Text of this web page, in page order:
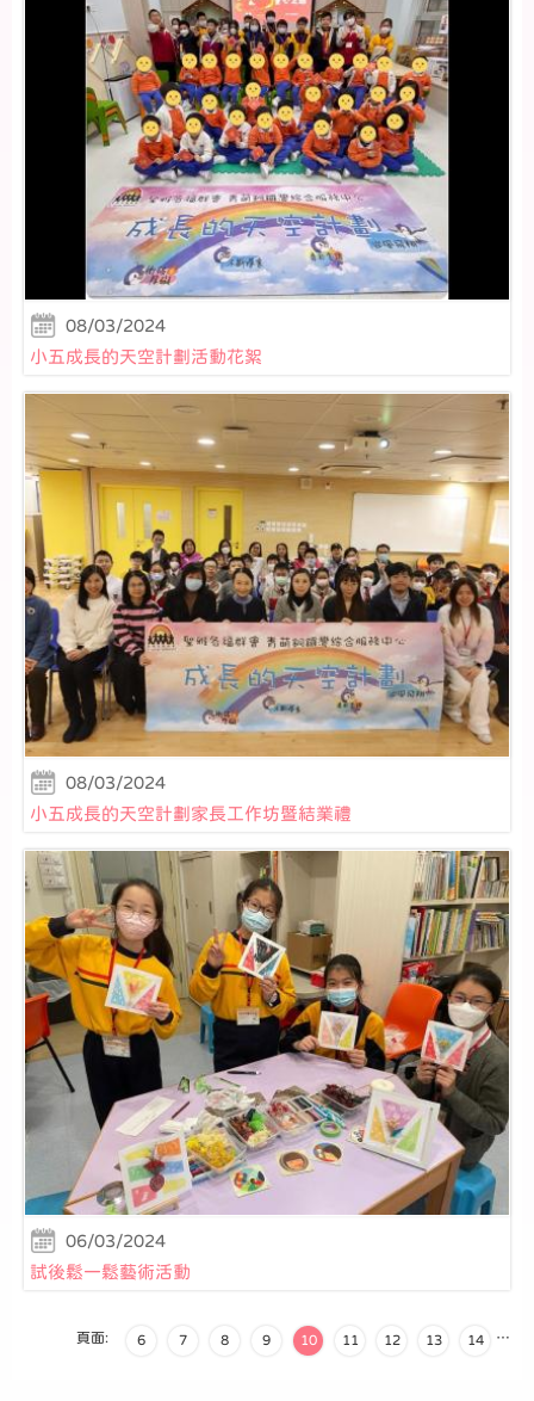
08/03/2024
小五成長的天空計劃活動花絮
08/03/2024
小五成長的天空計劃家長工作坊暨結業禮
06/03/2024
試後鬆一鬆藝術活動
頁面: …
6 7 8 9 10 11 12 13 14